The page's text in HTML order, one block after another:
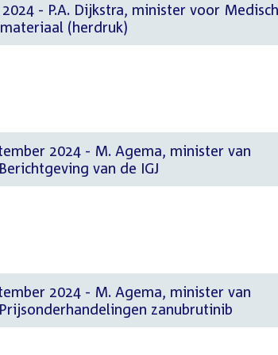
- P.A. Dijkstra, minister voor
(herdruk)
2024 - M. Agema, minister van
van de IGJ
2024 - M. Agema, minister van
zanubrutinib